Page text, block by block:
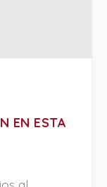
EN ESTA